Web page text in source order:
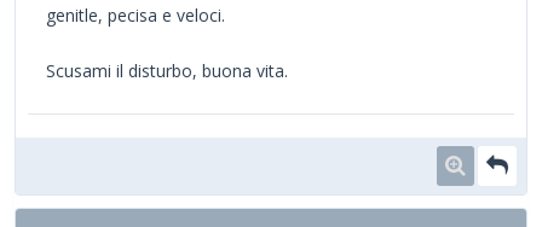
genitle, pecisa e veloci.
Scusami il disturbo, buona vita.